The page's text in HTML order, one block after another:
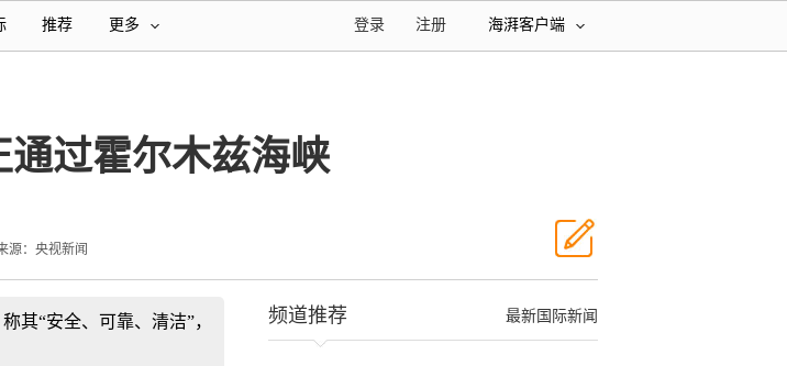
推荐 更多 海湃客户端
注册
登录
过霍尔木兹海峡
源：央视新闻
其“安全、可靠、清洁”，
最新国际新闻
频道推荐